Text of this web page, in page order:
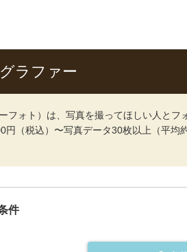
ラファー
フォト）は、写真を撮ってほしい人とフ
円（税込）〜写真データ30枚以上（平均
件